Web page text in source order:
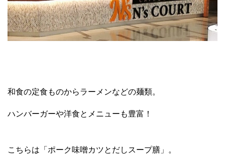
和食の定食ものからラーメンなどの麺類。
ハンバーガーや洋食とメニューも豊富！
こちらは「ポーク味噌カツとだしスープ膳」。